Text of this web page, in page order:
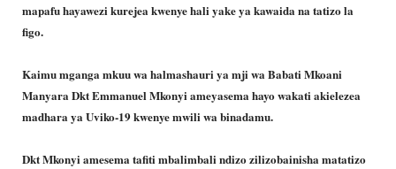
mapafu hayawezi kurejea kwenye hali yake ya kawaida na tatizo la
figo.
Kaimu mganga mkuu wa halmashauri ya mji wa Babati Mkoani
Manyara Dkt Emmanuel Mkonyi ameyasema hayo wakati akielezea
madhara ya Uviko-19 kwenye mwili wa binadamu.
Dkt Mkonyi amesema tafiti mbalimbali ndizo zilizobainisha matatizo